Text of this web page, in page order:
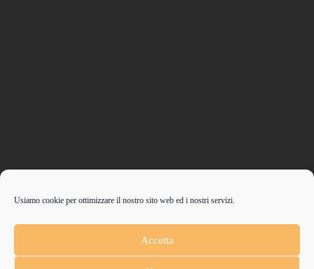
Usiamo cookie per ottimizzare il nostro sito web ed i nostri servizi.
Accetta
ANCHE
Anche un piccolo aiuto può fare una grande differenza